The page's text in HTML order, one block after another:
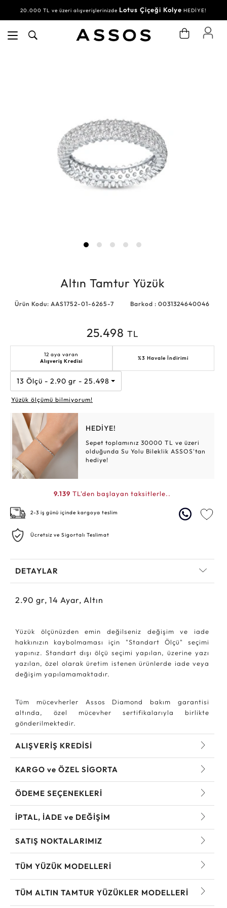
20.000 TL ve üzeri alışverişlerinizde Lotus Çiçeği Kolye HEDİYE!
Altın Tamtur Yüzük
Ürün Kodu: AAS1752-01-6265-7 Barkod : 0031324640046
25.498 TL
12 aya varan
Alışveriş Kredisi
%3 Havale İndirimi
13 Ölçü - 2.90 gr - 25.498 TL
Yüzük ölçümü bilmiyorum!
HEDİYE!
Sepet toplamınız 30000 TL ve üzeri
olduğunda Su Yolu Bileklik ASSOS'tan
hediye!
9.139 TL'den başlayan taksitlerle..
2-3 iş günü içinde kargoya teslim
Ücretsiz ve Sigortalı Teslimat
DETAYLAR
2.90 gr, 14 Ayar, Altın
Yüzük ölçünüzden emin değilseniz değişim ve iade
hakkınızın kaybolmaması için "Standart Ölçü" seçimi
yapınız. Standart dışı ölçü seçimi yapılan, üzerine yazı
yazılan, özel olarak üretim istenen ürünlerde iade veya
değişim yapılamamaktadır.
Tüm mücevherler Assos Diamond bakım garantisi
altında, özel mücevher sertifikalarıyla birlikte
gönderilmektedir.
ALIŞVERİŞ KREDİSİ
KARGO ve ÖZEL SİGORTA
ÖDEME SEÇENEKLERİ
İPTAL, İADE ve DEĞİŞİM
SATIŞ NOKTALARIMIZ
TÜM YÜZÜK MODELLERI
TÜM ALTIN TAMTUR YÜZÜKLER MODELLERI